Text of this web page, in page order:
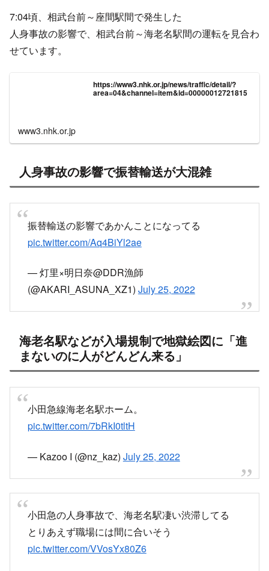
7:04頃、相武台前～座間駅間で発生した
人身事故の影響で、相武台前～海老名駅間の運転を見合わ
せています。
https://www3.nhk.or.jp/news/traffic/detail/?
area=04&channel=item&id=00000012721815
www3.nhk.or.jp
人身事故の影響で振替輸送が大混雑
振替輸送の影響であかんことになってる
pic.twitter.com/Aq4BiYl2ae
— 灯里×明日奈@DDR漁師
(@AKARI_ASUNA_XZ1) July 25, 2022
海老名駅などが入場規制で地獄絵図に「進
まないのに人がどんどん来る」
小田急線海老名駅ホーム。
pic.twitter.com/7bRkI0tltH
— Kazoo I (@nz_kaz) July 25, 2022
小田急の人身事故で、海老名駅凄い渋滞してる
とりあえず職場には間に合いそう
pic.twitter.com/VVosYx80Z6